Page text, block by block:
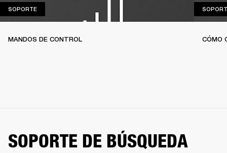
SOPORTESOPORTE
MANDOS DE CONTROL CÓMO
SOPORTE DE BÚSQUEDA